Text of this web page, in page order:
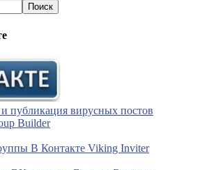
публикация вирусных постов
Builder
В Контакте Viking Inviter